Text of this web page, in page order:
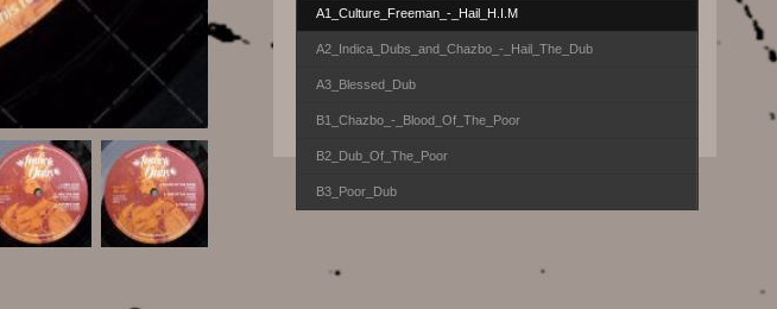
A1_Culture_Freeman_-_Hail_H.I.M
A2_Indica_Dubs_and_Chazbo_-_Hail_The_Dub
A3_Blessed_Dub
B1_Chazbo_-_Blood_Of_The_Poor
B2_Dub_Of_The_Poor
B3_Poor_Dub